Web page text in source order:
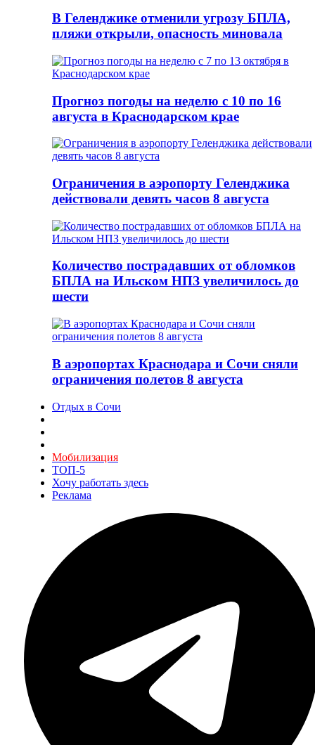
В Геленджике отменили угрозу БПЛА,
пляжи открыли, опасность миновала
Прогноз погоды на неделю с 10 по 16
августа в Краснодарском крае
Ограничения в аэропорту Геленджика
действовали девять часов 8 августа
Количество пострадавших от обломков
БПЛА на Ильском НПЗ увеличилось до
шести
В аэропортах Краснодара и Сочи сняли
ограничения полетов 8 августа
Отдых в Сочи
Мобилизация
ТОП-5
Хочу работать здесь
Реклама